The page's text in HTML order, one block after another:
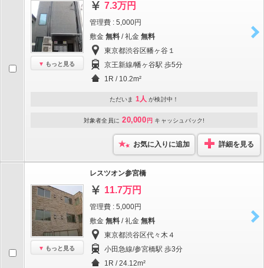
もっと見る
7.3万円
管理費 : 5,000円
敷金 無料 / 礼金 無料
東京都渋谷区幡ヶ谷１
京王新線/幡ヶ谷駅 歩5分
1R / 10.2m²
ただいま 1人 が検討中！
対象者全員に 20,000 円 キャッシュバック!
お気に入りに追加 詳細を見る
もっと見る
レスツオン参宮橋
11.7万円
管理費 : 5,000円
敷金 無料 / 礼金 無料
東京都渋谷区代々木４
小田急線/参宮橋駅 歩3分
1R / 24.12m²